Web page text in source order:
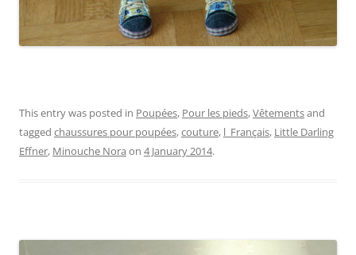
This entry was posted in Poupées, Pour les pieds,Vêtementsand
tagged chaussures pour poupées,couture, l_Français, Little Darling
Effner, Minouche Nora on 4 January 2014.